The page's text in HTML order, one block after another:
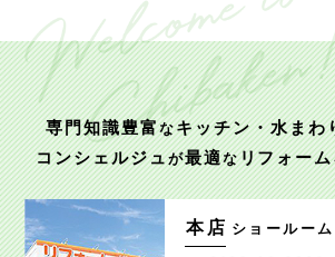
専門知識豊富なキッチン・水まわ
コンシェルジュが最適なリフォーム
本店 ショールーム